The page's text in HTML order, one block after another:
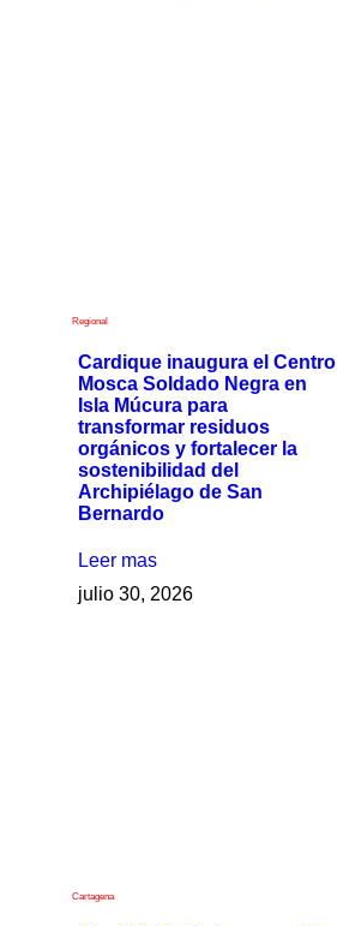
Regional
Cardique inaugura el Centro
Mosca Soldado Negra en
Isla Múcura para
transformar residuos
orgánicos y fortalecer la
sostenibilidad del
Archipiélago de San
Bernardo
Leer mas
julio 30, 2026
Cartagena